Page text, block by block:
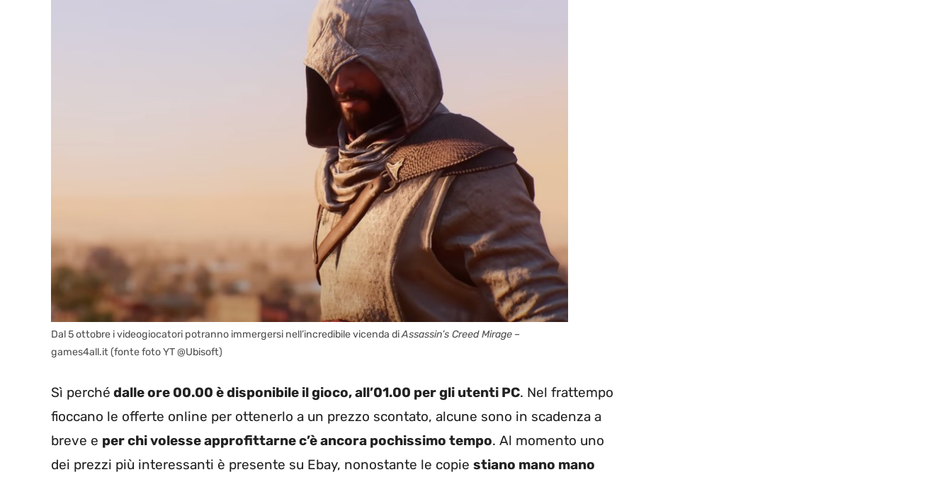
Dal 5 ottobre i videogiocatori potranno immergersi nell’incredibile vicenda diAssassin’s Creed Mirage –
games4all.it (fonte foto YT @Ubisoft)
Sì perché dalle ore 00.00 è disponibile il gioco, all’01.00 per gli utenti PC. Nel frattempo
fioccano le offerte online per ottenerlo a un prezzo scontato, alcune sono in scadenza a
breve e per chi volesse approfittarne c’è ancora pochissimo tempo. Al momento uno
dei prezzi più interessanti è presente su Ebay, nonostante le copie stiano mano mano